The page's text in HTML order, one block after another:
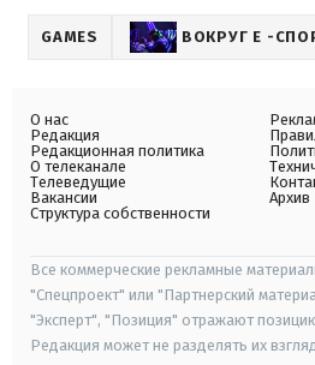
GAMES ВОКРУГ Е -
О нас
Редакция
Редакционная политика
О телеканале
Телеведущие
Вакансии
Структура собственности
Архив
Все коммерческие рекламные
"Спецпроект" или "Партнерский
"Эксперт", "Позиция" отражают
Редакция может не разделять их